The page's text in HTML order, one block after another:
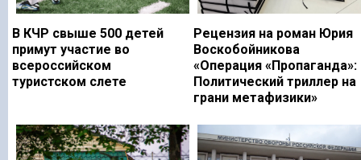
В КЧР свыше 500 детей
примут участие во
всероссийском
туристском слете
Рецензия на роман Юрия
Воскобойникова
«Операция «Пропаганда»:
Политический триллер на
грани метафизики»